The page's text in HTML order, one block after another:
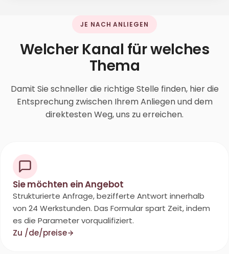
JE NACH ANLIEGEN
Welcher Kanal für welches
Thema
Damit Sie schneller die richtige Stelle finden, hier die
Entsprechung zwischen Ihrem Anliegen und dem
direktesten Weg, uns zu erreichen.
Sie möchten ein Angebot
Strukturierte Anfrage, bezifferte Antwort innerhalb
von 24 Werkstunden. Das Formular spart Zeit, indem
es die Parameter vorqualifiziert.
Zu /de/preise